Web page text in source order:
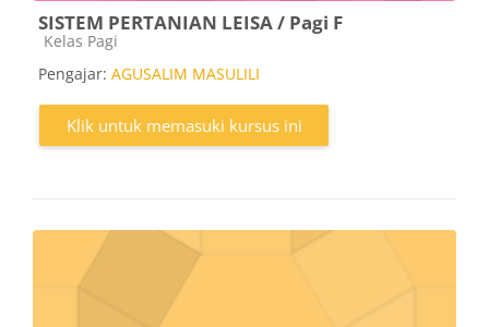
SISTEM PERTANIAN LEISA / Pagi F
Kategori kursus
Kelas Pagi
Pengajar: AGUSALIM MASULILI
Klik untuk memasuki kursus ini